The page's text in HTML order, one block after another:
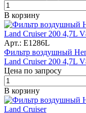
В корзину
Арт.: E1286L
Фильтр воздушный
Land Cruiser 200 4,7L
Цена по запросу
В корзину